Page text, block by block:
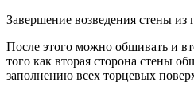
Завершение возведения стены из
После этого можно обшивать и
того как вторая сторона стены
заполнению всех торцевых